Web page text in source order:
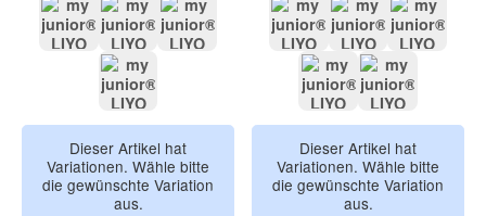
Mocca BrownSandstone Beige
Dieser Artikel hat
Variationen. Wähle bitte
die gewünschte Variation
aus.
Mocca BrownSandstone Beige
Dieser Artikel hat
Variationen. Wähle bitte
die gewünschte Variation
aus.